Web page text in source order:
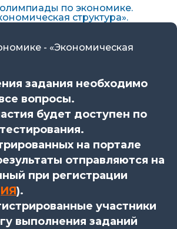
по экономике.
структура».
- «Экономическая
задания необходимо
вопросы.
будет доступен по
на портале
отправляются на
при регистрации
).
участники
выполнения заданий